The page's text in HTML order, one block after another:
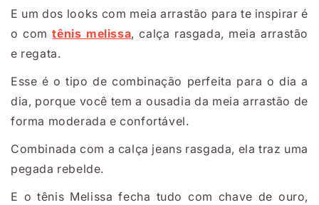
E um dos looks com meia arrastão para te inspirar é
o comtênis melissa, calça rasgada, meia arrastão
e regata.
Esse é o tipo de combinação perfeita para o dia a
dia, porque você tem a ousadia da meia arrastão de
forma moderada e confortável.
Combinada com a calça jeans rasgada, ela traz uma
pegada rebelde.
E o tênis Melissa fecha tudo com chave de ouro,